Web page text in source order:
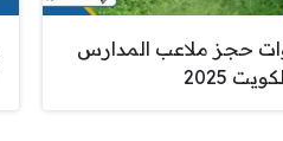
حجز ملاعب المدارس
2025